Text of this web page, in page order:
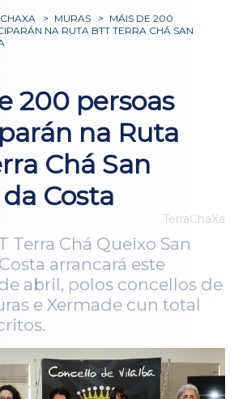
> MURAS > MÁIS DE 200
NA RUTA BTT TERRA CHÁ SAN
200 persoas
na Ruta
Chá San
Costa
TerraChaXa
Terra Chá Queixo San
arrancará este
abril, polos concellos de
e Xermade cun total